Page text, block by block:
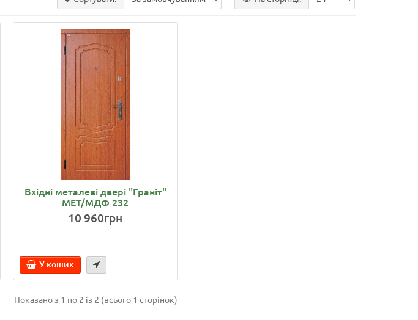
Вхідні металеві двері "Граніт"
МЕТ/МДФ 232
10 960грн
У кошик
Показано з 1 по 2 із 2 (всього 1 сторінок)